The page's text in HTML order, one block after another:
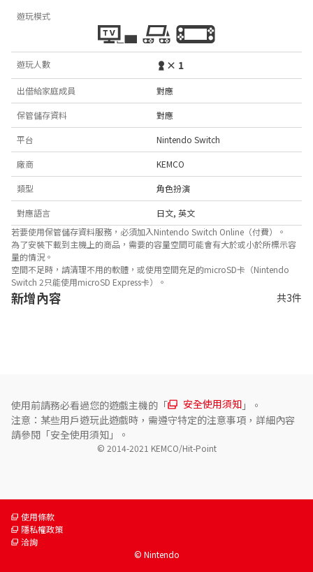
遊玩模式
遊玩人數 × 1
出借給家庭成員 對應
保管儲存資料 對應
平台 Nintendo Switch
廠商 KEMCO
類型 角色扮演
對應語言 日文, 英文
若要使用保管儲存資料服務，必須加入Nintendo Switch Online（付費）。
為了安裝下載到主機上的商品，需要的容量空間可能會有大於或小於所標示容
量的情況。
空間不足時，請清理不用的軟體，或使用空間充足的microSD卡（Nintendo
Switch 2只能使用microSD Express卡）。
新增內容 共3件
使用前請務必看過您的遊戲主機的「 安全使用須知 」。
注意：某些用戶遊玩此遊戲時，需遵守特定的注意事項，詳細內容
請參閱「安全使用須知」。
© 2014-2021 KEMCO/Hit-Point
使用條款
隱私權政策
洽詢
© Nintendo